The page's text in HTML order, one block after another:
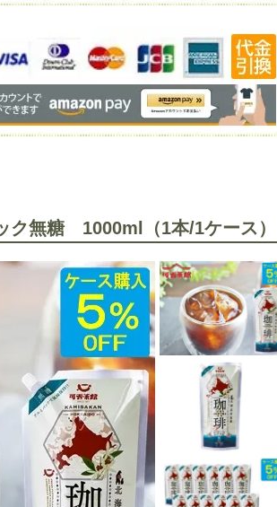
ク無糖 1000ml（1本/1ケース）